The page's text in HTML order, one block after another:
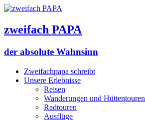
zweifach PAPA
der absolute Wahnsinn
Zweifachpapa schreibt
Unsere Erlebnisse
Reisen
Wanderungen und Hüttentouren
Radtouren
Ausflüge